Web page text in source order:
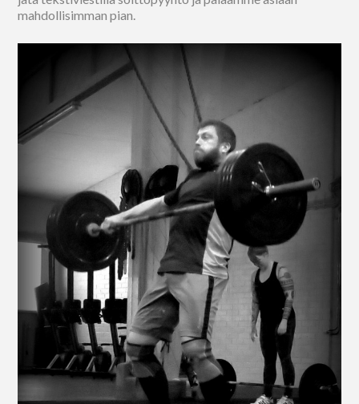
mahdollisimman pian.